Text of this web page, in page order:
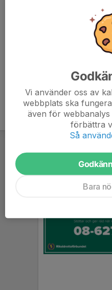
bkrokarn@gmail.com
Berit Andersson
E-post visas bara för
Vi använder oss av
webbplats ska
även för
förbättra
Så
Bara